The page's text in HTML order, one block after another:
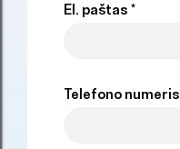
El. paštas *
Telefono numeris